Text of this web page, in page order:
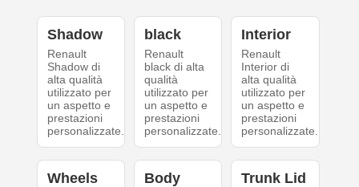
Shadow
Renault
Shadow di
alta qualità
utilizzato per
un aspetto e
prestazioni
personalizzate.
black
Renault
black di alta
qualità
utilizzato per
un aspetto e
prestazioni
personalizzate.
Interior
Renault
Interior di
alta qualità
utilizzato per
un aspetto e
prestazioni
personalizzate.
Wheels Body Trunk Lid